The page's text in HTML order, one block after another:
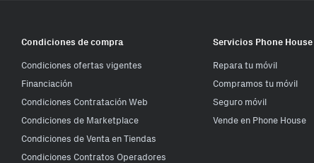
Condiciones de compra
Condiciones ofertas vigentes
Financiación
Condiciones Contratación Web
Condiciones de Marketplace
Condiciones de Venta en Tiendas
Condiciones Contratos Operadores
Servicios Phone House
Repara tu móvil
Compramos tu móvil
Seguro móvil
Vende en Phone House